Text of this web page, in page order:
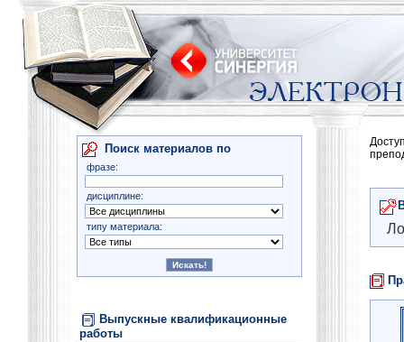
Поиск материалов по
фразе:
дисциплине:
типу материала:
Выпускные квалификационные
работы